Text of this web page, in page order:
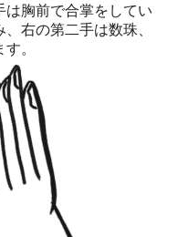
は胸前で合掌をしてい
右の第二手は数珠、
。